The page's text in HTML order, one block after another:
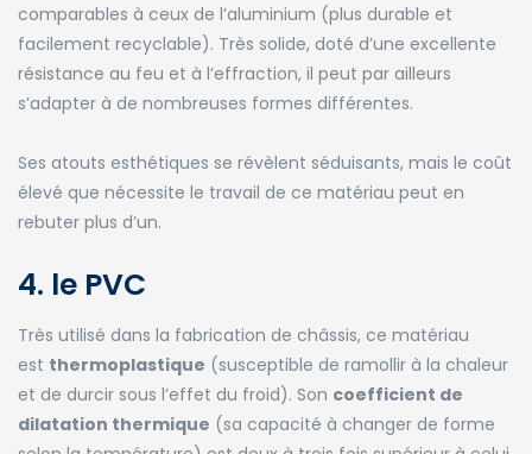
comparables à ceux de l’aluminium (plus durable et
facilement recyclable). Très solide, doté d’une excellente
résistance au feu et à l’effraction, il peut par ailleurs
s’adapter à de nombreuses formes différentes.
Ses atouts esthétiques se révèlent séduisants, mais le coût
élevé que nécessite le travail de ce matériau peut en
rebuter plus d’un.
4. le PVC
Très utilisé dans la fabrication de châssis, ce matériau
est thermoplastique (susceptible de ramollir à la chaleur
et de durcir sous l’effet du froid). Son coefficient de
dilatation thermique (sa capacité à changer de forme